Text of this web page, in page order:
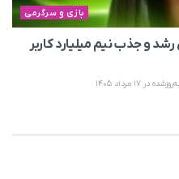
بازی و سرگرمی
و جذب نیم میلیارد کاربر